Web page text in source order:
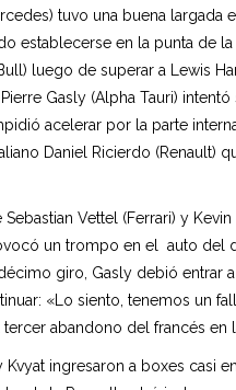
tuvo una buena largada
establecerse en la punta de
luego de superar a Lewis
Gasly (Alpha Tauri)
acelerar por la parte
Daniel Ricierdo (Renault)
Vettel (Ferrari) y
un trompo en el auto del
giro, Gasly debió entrar
«Lo siento, tenemos un
tercer abandono del francés en
Kvyat ingresaron a boxes casi